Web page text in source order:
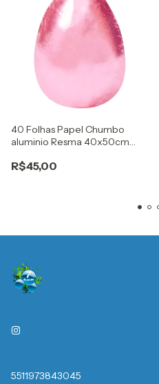
40 Folhas Papel Chumbo
aluminio Resma 40x50cm
R$45,00
5511973843045